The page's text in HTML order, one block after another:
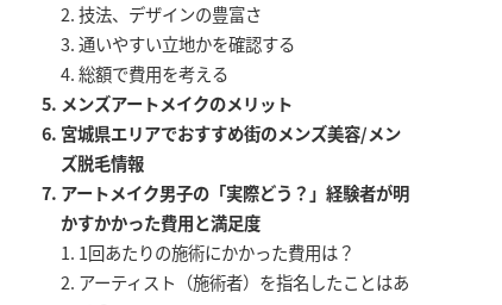
技法、デザインの豊富さ
通いやすい立地かを確認する
総額で費用を考える
メンズアートメイクのメリット
宮城県エリアでおすすめ街のメンズ美容/メン
ズ脱毛情報
アートメイク男子の「実際どう？」経験者が明
かすかかった費用と満足度
1回あたりの施術にかかった費用は？
アーティスト（施術者）を指名したことはあ